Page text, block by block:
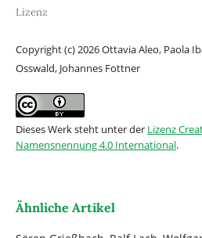
Lizenz
Copyright (c) 2026 Ottavia Aleo, Paola
Osswald, Johannes Fottner
Dieses Werk steht unter der Lizenz
Namensnennung 4.0 International.
Ähnliche Artikel